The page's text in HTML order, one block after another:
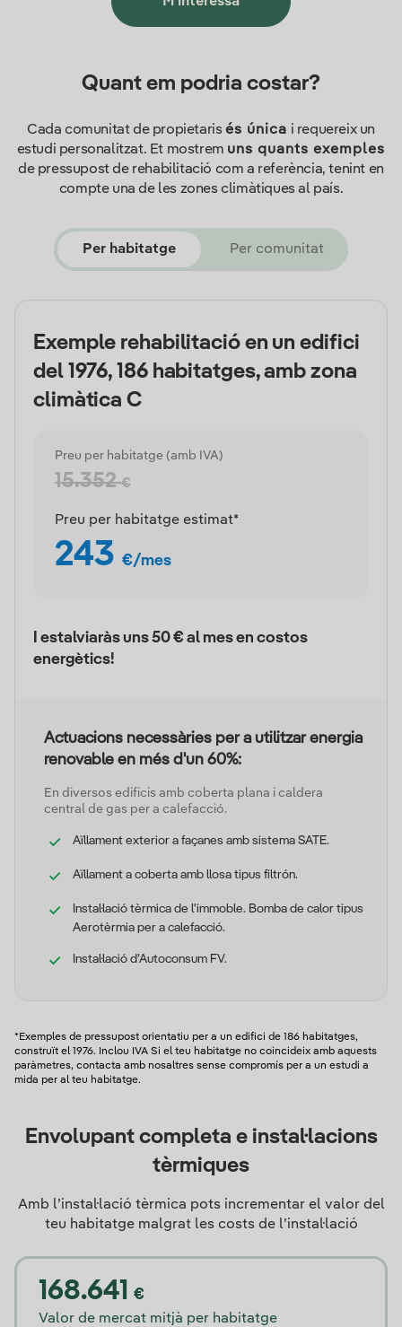
Quant em podria costar?
Cada comunitat de propietarisés única i requereix un
estudi personalitzat. Et mostrem uns quants exemples
de pressupost de rehabilitació com a referència, tenint en
compte una de les zones climàtiques al país.
Per habitatge Per comunitat
Exemple rehabilitació en un edifici
del 1976, 186 habitatges, amb zona
climàtica C
Preu per habitatge (amb IVA)
15.352€
Preu per habitatge estimat*
243 €/mes
I estalviaràs uns 50 € al mes en costos
energètics!
Actuacions necessàries per a utilitzar energia
renovable en més d'un 60%:
En diversos edificis amb coberta plana i caldera
central de gas per a calefacció.
Aïllament exterior a façanes amb sistema SATE.
Aïllament a coberta amb llosa tipus filtrón.
Instal·lació tèrmica de l'immoble. Bomba de calor tipus
Aerotèrmia per a calefacció.
Instal·lació d’Autoconsum FV.
*Exemples de pressupost orientatiu per a un edifici de 186 habitatges,
construït el 1976. Inclou IVA Si el teu habitatge no coincideix amb aquests
paràmetres, contacta amb nosaltres sense compromís per a un estudi a
mida per al teu habitatge.
Envolupant completa e instal·lacions
tèrmiques
Amb l’instal·lació tèrmica pots incrementar el valor del
teu habitatge malgrat les costs de l’instal·lació
168.641 €
Valor de mercat mitjà per habitatge